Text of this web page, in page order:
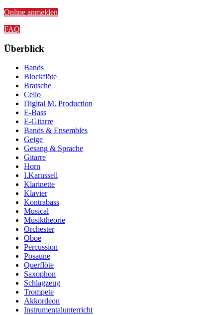
Online anmelden
FAQ
Überblick
Bands
Blockflöte
Bratsche
Cello
Digital M. Production
E-Bass
E-Gitarre
Bands & Ensembles
Geige
Gesang & Sprache
Gitarre
Horn
I.Karussell
Klarinette
Klavier
Kontrabass
Musical
Musiktheorie
Orchester
Oboe
Percussion
Posaune
Querflöte
Saxophon
Schlagzeug
Trompete
Akkordeon
Instrumentalunterricht